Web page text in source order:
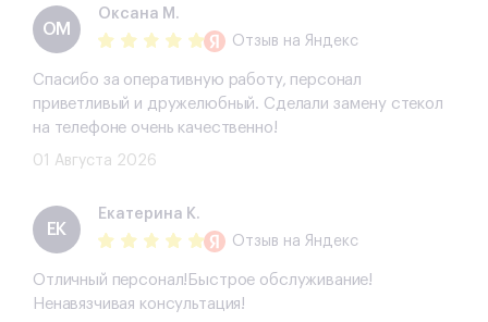
ОМ
Оксана М.
Отзыв на Яндекс
Спасибо за оперативную работу, персонал
приветливый и дружелюбный. Сделали замену стекол
на телефоне очень качественно!
01 Августа 2026
ЕК
Екатерина К.
Отзыв на Яндекс
Отличный персонал!Быстрое обслуживание!
Ненавязчивая консультация!